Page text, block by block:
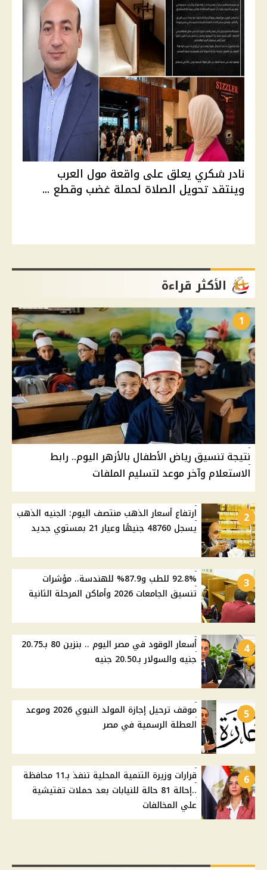
نادر شكري يعلق على واقعة مول العرب
وينتقد تحويل الصلاة لحملة غضب وقطع ...
الأكثر قراءة
1
نتيجة تنسيق رياض الأطفال بالأزهر اليوم.. رابط
الاستعلام وآخر موعد لتسليم الملفات
2
ارتفاع أسعار الذهب منتصف اليوم: الجنيه الذهب
يسجل 48760 جنيهًا وعيار 21 بمستوي جديد
3
92.8% للطب و87.9% للهندسة.. مؤشرات
تنسيق الجامعات 2026 وأماكن المرحلة الثانية
4
أسعار الوقود في مصر اليوم .. بنزين 80 بـ20.75
جنيه والسولار بـ20.50 جنيه
5
موقف ترحيل إجازة المولد النبوي 2026 وموعد
العطلة الرسمية في مصر
6
قرارات وزيرة التنمية المحلية تنفذ بـ11 محافظة
..إحالة 81 حالة للنيابات بعد حملات تفتيشية
علي المخالفات